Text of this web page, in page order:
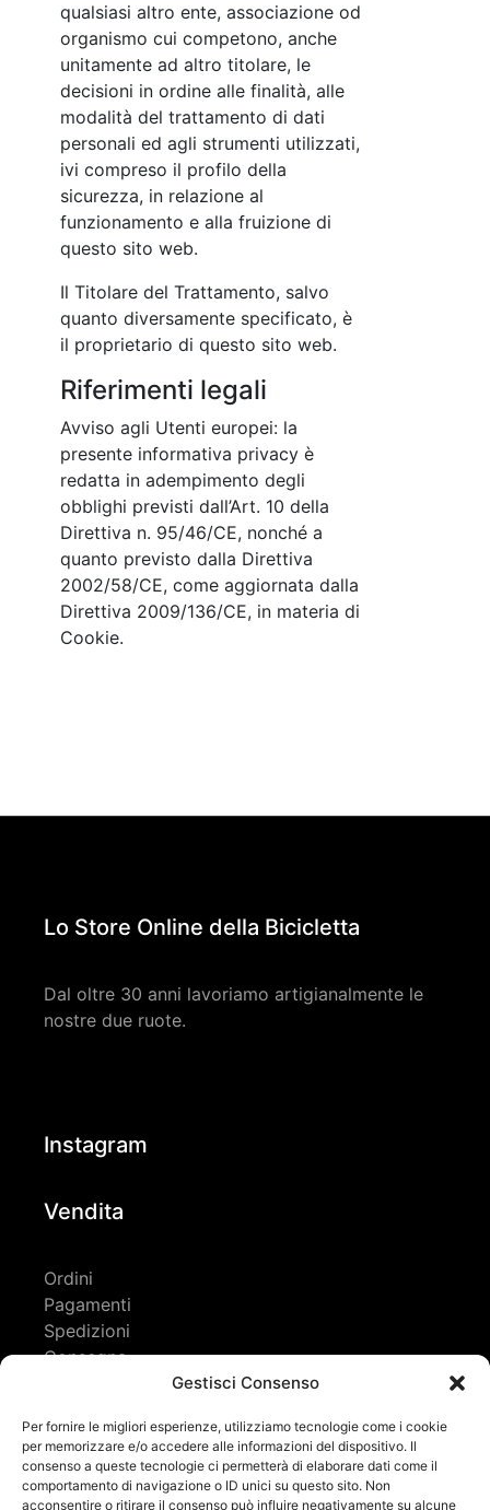
Gestisci Consenso
Per fornire le migliori esperienze, utilizziamo tecnologie come i cookie
per memorizzare e/o accedere alle informazioni del dispositivo. Il
consenso a queste tecnologie ci permetterà di elaborare dati come il
comportamento di navigazione o ID unici su questo sito. Non
acconsentire o ritirare il consenso può influire negativamente su alcune
qualsiasi altro ente, associazione od
organismo cui competono, anche
unitamente ad altro titolare, le
decisioni in ordine alle finalità, alle
modalità del trattamento di dati
personali ed agli strumenti utilizzati,
ivi compreso il profilo della
sicurezza, in relazione al
funzionamento e alla fruizione di
questo sito web.
Il Titolare del Trattamento, salvo
quanto diversamente specificato, è
il proprietario di questo sito web.
Riferimenti legali
Avviso agli Utenti europei: la
presente informativa privacy è
redatta in adempimento degli
obblighi previsti dall’Art. 10 della
Direttiva n. 95/46/CE, nonché a
quanto previsto dalla Direttiva
2002/58/CE, come aggiornata dalla
Direttiva 2009/136/CE, in materia di
Cookie.
Lo Store Online della Bicicletta
Dal oltre 30 anni lavoriamo artigianalmente le
nostre due ruote.
Instagram
Vendita
Ordini
Pagamenti
Spedizioni
Consegna
Contatti